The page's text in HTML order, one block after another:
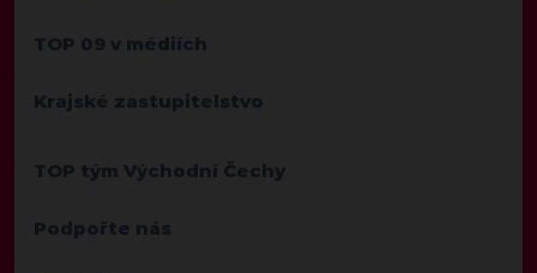
TOP 09 v médiích
Krajské zastupitelstvo
TOP tým Východní Čechy
Podpořte nás